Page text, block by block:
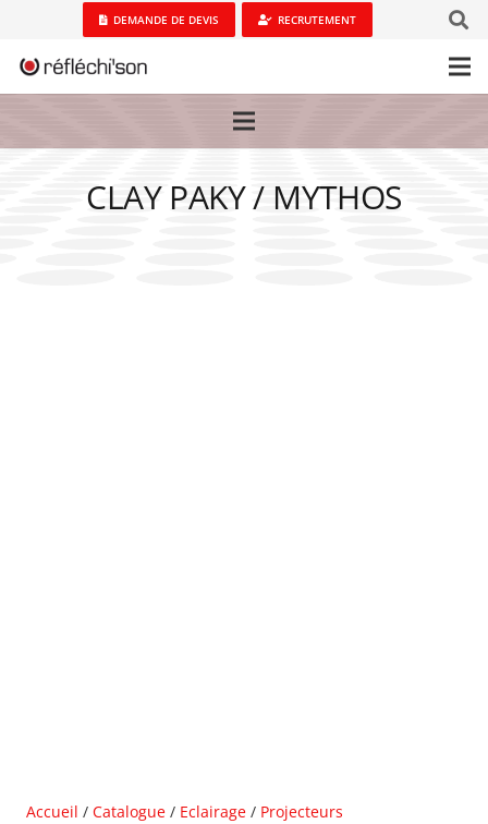
DEMANDE DE DEVIS RECRUTEMENT
CLAY PAKY / MYTHOS
Accueil / Catalogue / Eclairage / Projecteurs